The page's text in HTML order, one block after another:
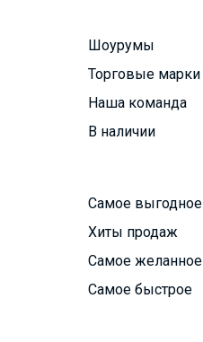
Шоурумы
Торговые марки
Наша команда
В наличии
Самое выгодное
Хиты продаж
Самое желанное
Самое быстрое